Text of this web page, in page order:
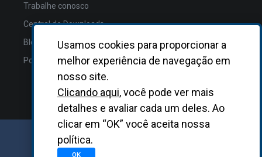
Trabalhe conosco
Central de Downloads
Blog
Política de Privacidade
GRUPO BIOSYS KOVALENT |
Usamos cookies para proporcionar a
melhor experiência de navegação em
nosso site.
Clicando aqui, você pode ver mais
detalhes e avaliar cada um deles. Ao
clicar em “OK” você aceita nossa
política.
OK